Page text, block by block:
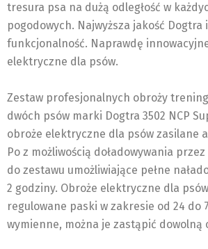
tresura psa na dużą odległość w
pogodowych. Najwyższa jakość Dogtra
funkcjonalność. Naprawdę
elektryczne dla psów.
Zestaw profesjonalnych obroży
dwóch psów marki Dogtra 3502 NCP
obroże elektryczne dla psów zasilane
Po z możliwością doładowywania
do zestawu umożliwiające pełne
2 godziny. Obroże elektryczne dla
regulowane paski w zakresie od 24 do
wymienne, można je zastąpić dowolną